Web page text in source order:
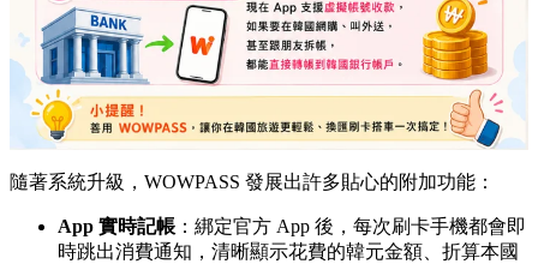
隨著系統升級，WOWPASS 發展出許多貼心的附加功能：
App 實時記帳 ：綁定官方 App 後，每次刷卡手機都會即
時跳出消費通知，清晰顯示花費的韓元金額、折算本國